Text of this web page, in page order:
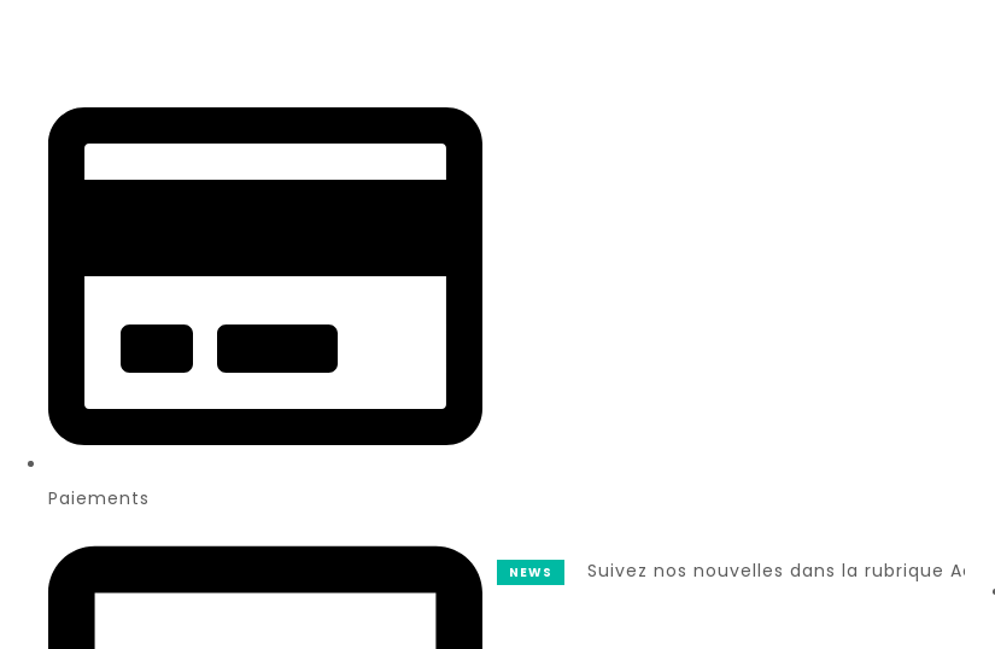
Paiements
NEWS Suivez nos nouvelles dans la rubrique Actualité